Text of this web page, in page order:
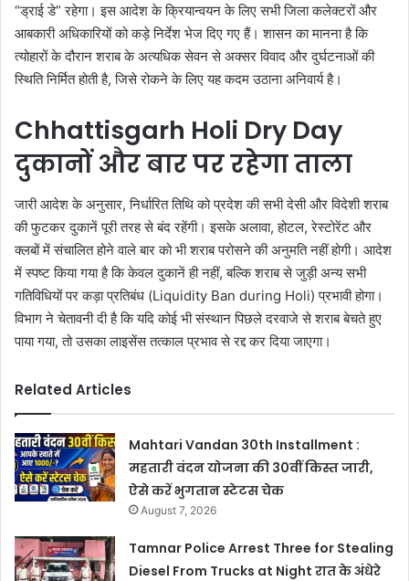
“ड्राई डे” रहेगा। इस आदेश के क्रियान्वयन के लिए सभी जिला कलेक्टरों और
आबकारी अधिकारियों को कड़े निर्देश भेज दिए गए हैं। शासन का मानना है कि
त्योहारों के दौरान शराब के अत्यधिक सेवन से अक्सर विवाद और दुर्घटनाओं की
स्थिति निर्मित होती है, जिसे रोकने के लिए यह कदम उठाना अनिवार्य है।
Chhattisgarh Holi Dry Day
दुकानों और बार पर रहेगा ताला
जारी आदेश के अनुसार, निर्धारित तिथि को प्रदेश की सभी देसी और विदेशी शराब
की फुटकर दुकानें पूरी तरह से बंद रहेंगी। इसके अलावा, होटल, रेस्टोरेंट और
क्लबों में संचालित होने वाले बार को भी शराब परोसने की अनुमति नहीं होगी। आदेश
में स्पष्ट किया गया है कि केवल दुकानें ही नहीं, बल्कि शराब से जुड़ी अन्य सभी
गतिविधियों पर कड़ा प्रतिबंध (Liquidity Ban during Holi) प्रभावी होगा।
विभाग ने चेतावनी दी है कि यदि कोई भी संस्थान पिछले दरवाजे से शराब बेचते हुए
पाया गया, तो उसका लाइसेंस तत्काल प्रभाव से रद्द कर दिया जाएगा।
Related Articles
Mahtari Vandan 30th Installment :
महतारी वंदन योजना की 30वीं किस्त जारी,
ऐसे करें भुगतान स्टेटस चेक
August 7, 2026
Tamnar Police Arrest Three for Stealing
Diesel From Trucks at Night रात के अंधेरे